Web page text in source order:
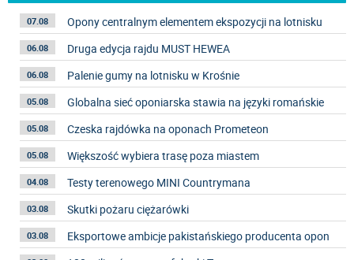
07.08 Opony centralnym elementem ekspozycji na lotnisku
06.08 Druga edycja rajdu MUST HEWEA
06.08 Palenie gumy na lotnisku w Krośnie
05.08 Globalna sieć oponiarska stawia na języki romańskie
05.08 Czeska rajdówka na oponach Prometeon
05.08 Większość wybiera trasę poza miastem
04.08 Testy terenowego MINI Countrymana
03.08 Skutki pożaru ciężarówki
03.08 Eksportowe ambicje pakistańskiego producenta opon